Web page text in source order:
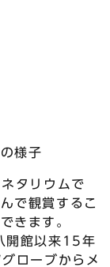
様子
タリウムで
で観賞するこ
きます。
開館以来15年
ローブからメ